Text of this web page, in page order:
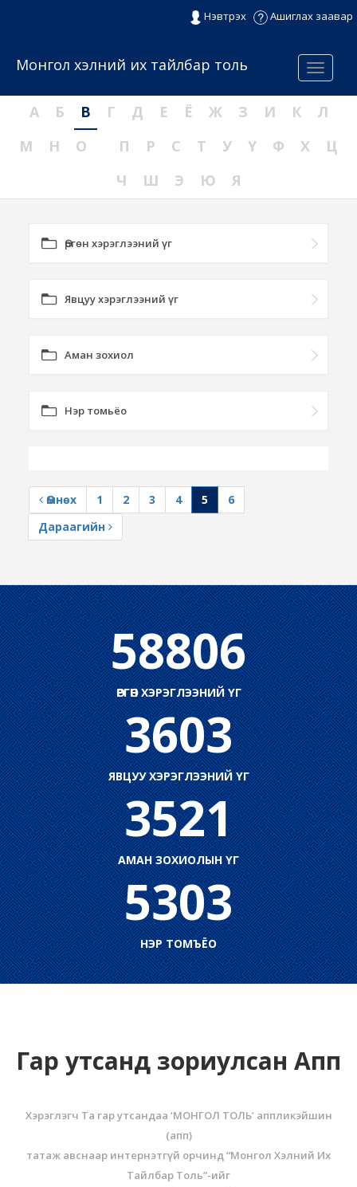
Нэвтрэх Ашиглах заавар
Menu
Монгол хэлний их тайлбар толь
А Б В Г Д Е Ё Ж З И К
Л
М
Н О П Р С Т У Ү Ф Х
Ц
Ч
Ш Э Ю Я
Өргөн хэрэглээний үг
Явцуу хэрэглээний үг
Аман зохиол
Нэр томьёо
Өмнөх 1 2 3 4 5
6
Дараагийн
58806
ӨРГӨН ХЭРЭГЛЭЭНИЙ ҮГ
3603
ЯВЦУУ ХЭРЭГЛЭЭНИЙ ҮГ
3521
АМАН ЗОХИОЛЫН ҮГ
5303
НЭР ТОМЪЁО
Гар утсанд зориулсан Апп
Хэрэглэгч Та гар утсандаа ‘МОНГОЛ ТОЛЬ’ аппликэйшин
(aпп)
татаж авснаар интернэтгүй орчинд “Монгол Хэлний Их
Тайлбар Толь”-ийг